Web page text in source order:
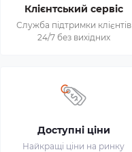
Клієнтський сервіс
Служба підтримки клієнтів
24/7 без вихідних
Доступні ціни
Найкращі ціни на ринку